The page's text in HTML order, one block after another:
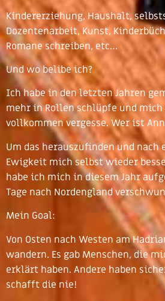
Kindererziehung, Haushalt,
Dozentenarbeit, Kunst,
Romane schreiben, etc…
Und wo belibe ich?
Ich habe in den letzten Jahren
mehr in Rollen schlüpfe und
vollkommen vergesse. Wer ist
Um das herauszufinden und
Ewigkeit mich selbst wieder
habe ich mich in diesem Jahr
Tage nach Nordengland
Mein Goal:
Von Osten nach Westen am
wandern. Es gab Menschen, die
erklärt haben. Andere haben
schafft die nie!